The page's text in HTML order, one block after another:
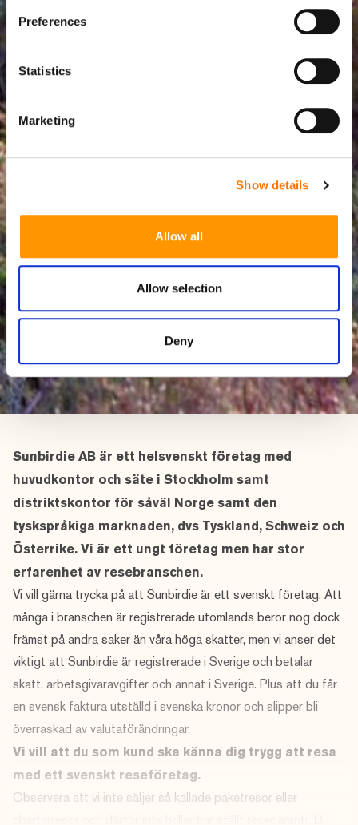
Preferences
Statistics
Marketing
Show details
Allow all
Allow selection
Deny
Om Sunbirdie
Sunbirdie AB är ett helsvenskt företag med
huvudkontor och säte i Stockholm samt
distriktskontor för såväl Norge samt den
tyskspråkiga marknaden, dvs Tyskland, Schweiz och
Österrike. Vi är ett ungt företag men har stor
erfarenhet av resebranschen.
Vi vill gärna trycka på att Sunbirdie är ett svenskt företag. Att
många i branschen är registrerade utomlands beror nog dock
främst på andra saker än våra höga skatter, men vi anser det
viktigt att Sunbirdie är registrerade i Sverige och betalar
skatt, arbetsgivaravgifter och annat i Sverige. Plus att du får
en svensk faktura utställd i svenska kronor och slipper bli
överraskad av valutaförändringar.
Vi vill att du som kund ska känna dig trygg att resa
med ett svenskt reseföretag.
Observera att vi inte säljer så kallade paketresor eller